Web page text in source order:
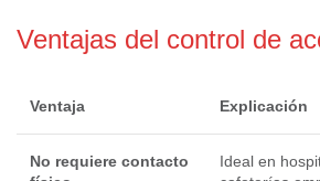
Ventajas del control de
Ventaja Explicación
No requiere contacto
Ideal en